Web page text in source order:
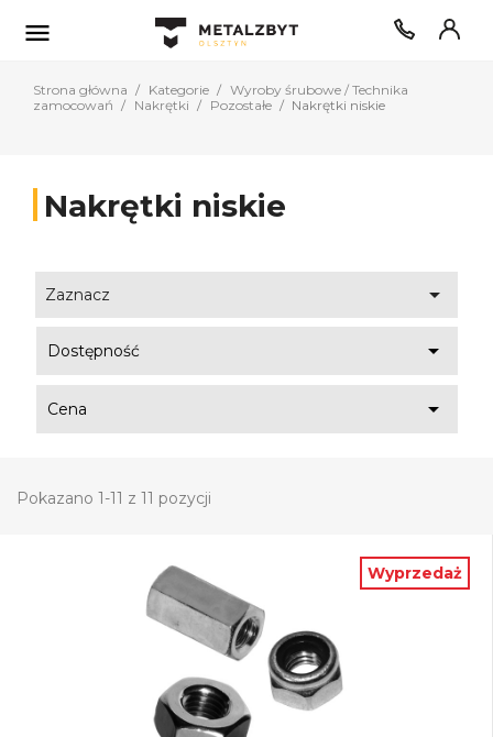

Strona główna Kategorie
Wyroby śrubowe / Technika
zamocowań
Nakrętki Pozostałe Nakrętki niskie
Nakrętki niskie
Zaznacz 
Dostępność 
Cena 
Pokazano 1-11 z 11 pozycji
Wyprzedaż